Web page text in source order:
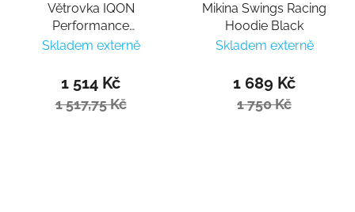
Větrovka IQON
Performance
Windbreaker
Skladem externě
1 514 Kč
1 517,75 Kč
Mikina Swings Racing
Hoodie Black
Skladem externě
1 689 Kč
1 750 Kč